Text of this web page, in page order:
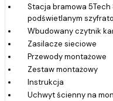
Stacja bramowa
podświetlanym
Wbudowany czytnik
Zasilacze sieciowe
Przewody montażowe
Zestaw montażowy
Instrukcja
Uchwyt ścienny na